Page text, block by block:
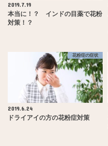
2019.7.19
本当に！？ インドの目薬で花粉
対策！？
花粉症の症状
2019.6.24
ドライアイの方の花粉症対策